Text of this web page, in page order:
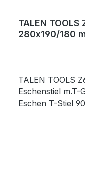
TALEN
TALEN TOOLS
Eschenstiel m.T-Griff
Eschen T-Stiel